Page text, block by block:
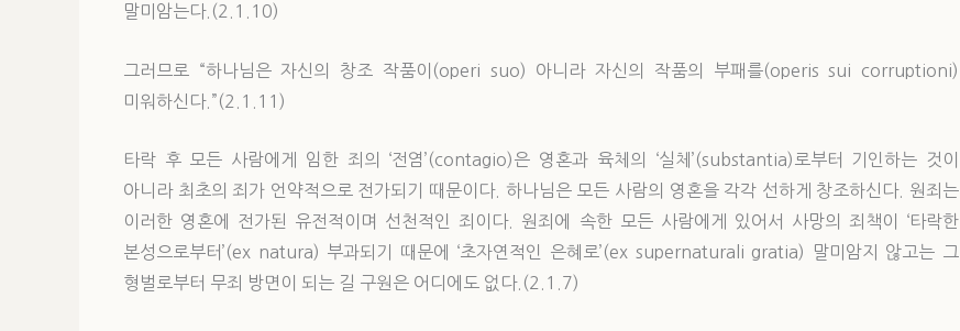
말미암는다.(2.1.10)
그러므로 “하나님은 자신의 창조 작품이(operi suo) 아니라 자신의 작품의 부패를(operis sui corruptioni)
미워하신다.”(2.1.11)
타락 후 모든 사람에게 임한 죄의 ‘전염’(contagio)은 영혼과 육체의 ‘실체’(substantia)로부터 기인하는 것이
아니라 최초의 죄가 언약적으로 전가되기 때문이다. 하나님은 모든 사람의 영혼을 각각 선하게 창조하신다. 원죄는
이러한 영혼에 전가된 유전적이며 선천적인 죄이다. 원죄에 속한 모든 사람에게 있어서 사망의 죄책이 ‘타락한
본성으로부터’(ex natura) 부과되기 때문에 ‘초자연적인 은혜로’(ex supernaturali gratia) 말미암지 않고는 그
형벌로부터 무죄 방면이 되는 길 구원은 어디에도 없다.(2.1.7)